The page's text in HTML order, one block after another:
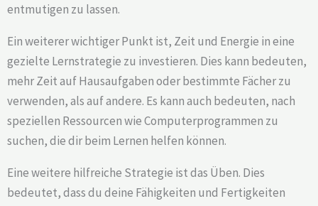
entmutigen zu lassen.
Ein weiterer wichtiger Punkt ist, Zeit und Energie in eine
gezielte Lernstrategie zu investieren. Dies kann bedeuten,
mehr Zeit auf Hausaufgaben oder bestimmte Fächer zu
verwenden, als auf andere. Es kann auch bedeuten, nach
speziellen Ressourcen wie Computerprogrammen zu
suchen, die dir beim Lernen helfen können.
Eine weitere hilfreiche Strategie ist das Üben. Dies
bedeutet, dass du deine Fähigkeiten und Fertigkeiten